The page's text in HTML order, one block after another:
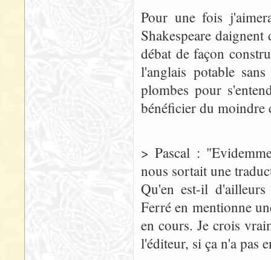
Pour une fois
Shakespeare
débat de façon
l'anglais potable
plombes pour
bénéficier du moindre
> Pascal :
nous sortait une
Qu'en est-il
Ferré en mentionne
en cours. Je crois
l'éditeur, si ça n'a pas